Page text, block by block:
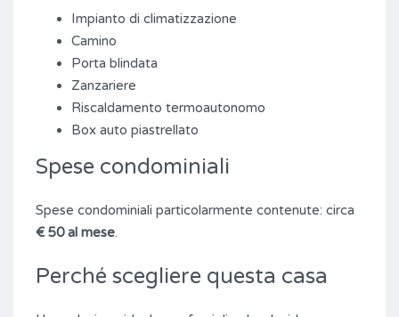
Impianto di climatizzazione
Camino
Porta blindata
Zanzariere
Riscaldamento termoautonomo
Box auto piastrellato
Spese condominiali
Spese condominiali particolarmente contenute: circa
€ 50 al mese.
Perché scegliere questa casa